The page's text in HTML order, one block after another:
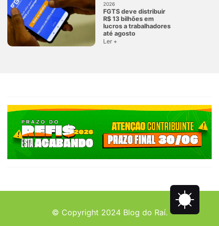
2026
FGTS deve distribuir
R$ 13 bilhões em
lucros a trabalhadores
até agosto
Ler +
© Copyright 2024 Blog do Raí.